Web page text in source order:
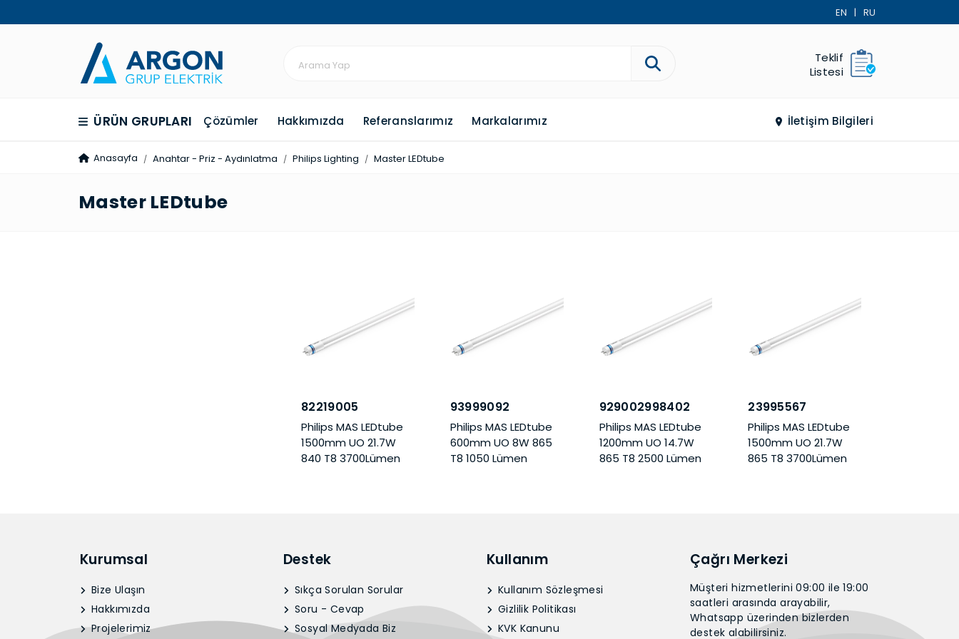
EN | RU
Teklif
Listesi
ÜRÜN GRUPLARI Çözümler Hakkımızda Referanslarımız Markalarımız İletişim Bilgileri
Anasayfa Anahtar - Priz - Aydınlatma Philips Lighting Master LEDtube
Master LEDtube
82219005
Philips MAS LEDtube
1500mm UO 21.7W
840 T8 3700Lümen
93999092
Philips MAS LEDtube
600mm UO 8W 865
T8 1050 Lümen
929002998402
Philips MAS LEDtube
1200mm UO 14.7W
865 T8 2500 Lümen
23995567
Philips MAS LEDtube
1500mm UO 21.7W
865 T8 3700Lümen
Kurumsal
Bize Ulaşın
Hakkımızda
Projelerimiz
Destek
Sıkça Sorulan Sorular
Soru - Cevap
Sosyal Medyada Biz
Kullanım
Kullanım Sözleşmesi
Gizlilik Politikası
KVK Kanunu
Çağrı Merkezi
Müşteri hizmetlerini 09:00 ile 19:00
saatleri arasında arayabilir,
Whatsapp üzerinden bizlerden
destek alabilirsiniz.